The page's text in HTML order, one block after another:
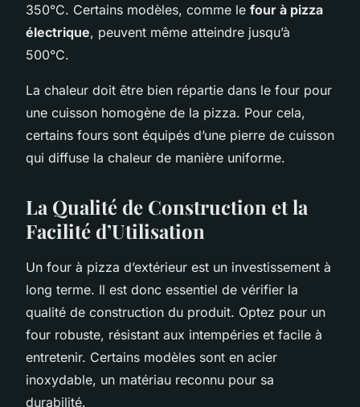
350°C. Certains modèles, comme le four à pizza
électrique, peuvent même atteindre jusqu’à
500°C.
La chaleur doit être bien répartie dans le four pour
une cuisson homogène de la pizza. Pour cela,
certains fours sont équipés d’une pierre de cuisson
qui diffuse la chaleur de manière uniforme.
La Qualité de Construction et la
Facilité d’Utilisation
Un four à pizza d’extérieur est un investissement à
long terme. Il est donc essentiel de vérifier la
qualité de construction du produit. Optez pour un
four robuste, résistant aux intempéries et facile à
entretenir. Certains modèles sont en acier
inoxydable, un matériau reconnu pour sa
durabilité.